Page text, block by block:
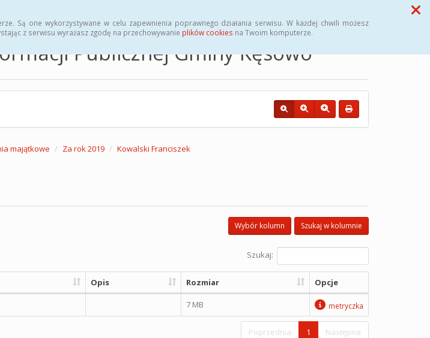
Są one wykorzystywane w celu zapewnienia poprawnego działania serwisu. W każdej chwili możesz
z serwisu wyrażasz zgodę na przechowywanie plików cookies na Twoim komputerze.
Publicznej Gminy Kęsowo
majątkowe Za rok 2019 Kowalski Franciszek
Szukaj w kolumnie
Wybór kolumn
Szukaj:
Opis Rozmiar Opcje
7 MB metryczka
Poprzednia 1 Następna